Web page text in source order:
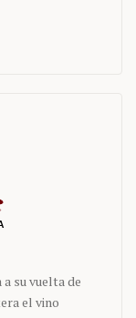
su vuelta de
el vino